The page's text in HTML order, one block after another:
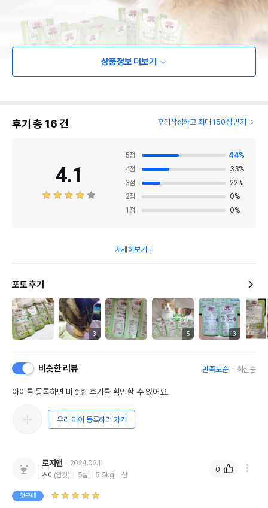
상품정보 더보기
후기 총 16건 후기작성하고 최대 150점 받기
4.1
5점 44%
4점 33%
3점 22%
2점 0%
1 점 0%
자세히보기
포토 후기
3 5 3
비슷한 리뷰 만족도순 최신순
아이를 등록하면 비슷한 후기를 확인할 수 있어요.
우리 아이 등록하러 가기
로지앤
2024.02.11
초이 (암컷) 5살 5.5kg 샴
첫구매
0